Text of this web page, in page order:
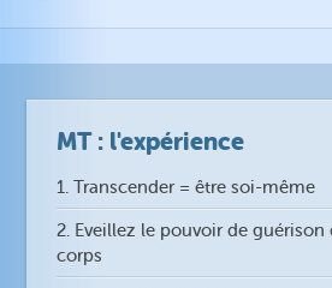
MT : l'expérience
1. Transcender = être soi-même
2. Eveillez le pouvoir de guérison
corps